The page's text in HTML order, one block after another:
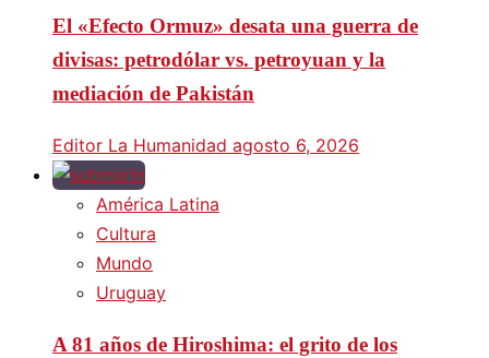
El «Efecto Ormuz» desata una guerra de
divisas: petrodólar vs. petroyuan y la
mediación de Pakistán
Editor La Humanidad agosto 6, 2026
América Latina
Cultura
Mundo
Uruguay
A 81 años de Hiroshima: el grito de los